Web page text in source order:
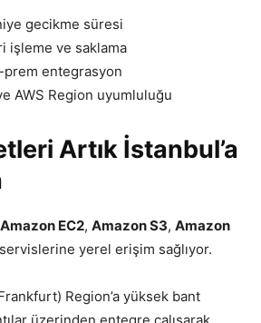
gecikme süresi
işleme ve saklama
entegrasyon
AWS Region uyumluluğu
Artık İstanbul’a
Amazon EC2, Amazon S3, Amazon
yerel erişim sağlıyor.
Region’a yüksek bant